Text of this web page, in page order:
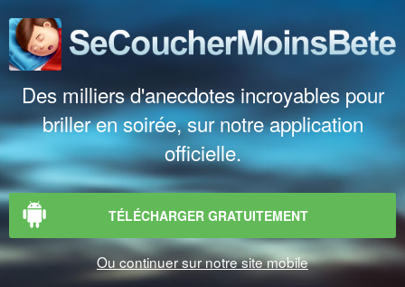
Des milliers d'anecdotes incroyables pour
briller en soirée, sur notre application
officielle.
TÉLÉCHARGER GRATUITEMENT
Ou continuer sur notre site mobile